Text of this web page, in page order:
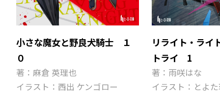
小さな魔女と野良犬騎士 １
０
著：麻倉 英理也
イラスト：西出 ケンゴロー
リライト・ライ
トライ 1
著：雨咲はな
イラスト：とよ